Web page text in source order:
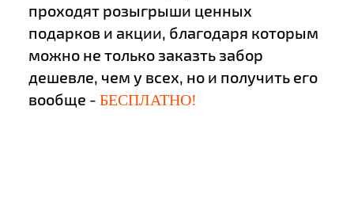
проходят розыгрыши ценных
подарков и акции, благодаря которым
можно не только заказть забор
дешевле, чем у всех, но и получить его
вообще - БЕСПЛАТНО!